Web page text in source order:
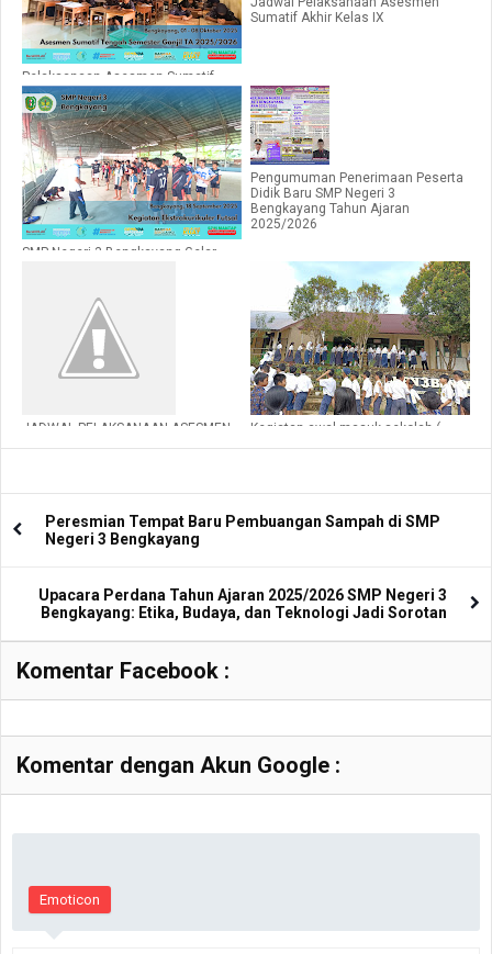
Pelaksanaan Asesmen Sumatif
Tengah Semester Ganjil di SMP
Negeri 3 Bengkayang Tahun 2025
Sumatif Akhir Kelas IX
SMP Negeri 3 Bengkayang Gelar
Pengumuman Penerimaan Peserta
Didik Baru SMP Negeri 3
Bengkayang Tahun Ajaran
2025/2026
JADWAL PELAKSANAAN ASESMEN
Kegiatan awal masuk sekolah (
Peresmian Tempat Baru Pembuangan Sampah di SMP
Negeri 3 Bengkayang
Upacara Perdana Tahun Ajaran 2025/2026 SMP Negeri 3
Bengkayang: Etika, Budaya, dan Teknologi Jadi Sorotan
Komentar Facebook :
Komentar dengan Akun Google :
Emoticon